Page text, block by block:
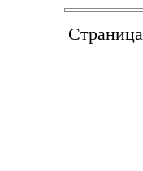
Страница